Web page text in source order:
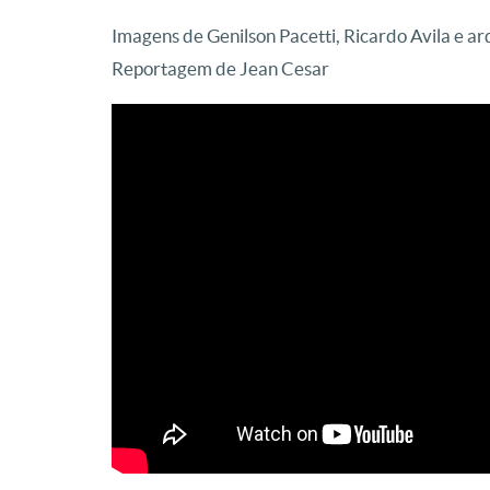
Imagens de Genilson Pacetti, Ricardo Avila e
Reportagem de Jean Cesar